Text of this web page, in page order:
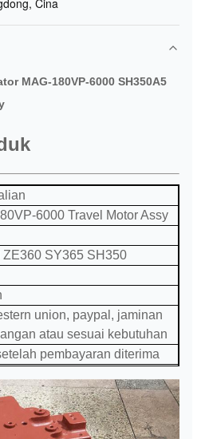
Cina
MAG-180VP-6000 SH350A5
6000 Travel Motor Assy
ZE360 SY365 SH350
union, paypal, jaminan
atau sesuai kebutuhan
pembayaran diterima
atau sesuai kebutuhan